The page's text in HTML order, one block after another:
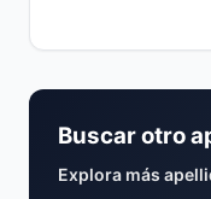
Buscar otro
Explora más